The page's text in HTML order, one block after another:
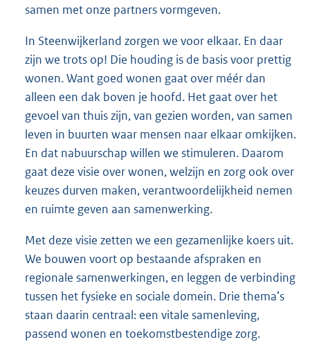
samen met onze partners vormgeven.
In Steenwijkerland zorgen we voor elkaar. En daar
zijn we trots op! Die houding is de basis voor prettig
wonen. Want goed wonen gaat over méér dan
alleen een dak boven je hoofd. Het gaat over het
gevoel van thuis zijn, van gezien worden, van samen
leven in buurten waar mensen naar elkaar omkijken.
En dat nabuurschap willen we stimuleren. Daarom
gaat deze visie over wonen, welzijn en zorg ook over
keuzes durven maken, verantwoordelijkheid nemen
en ruimte geven aan samenwerking.
Met deze visie zetten we een gezamenlijke koers uit.
We bouwen voort op bestaande afspraken en
regionale samenwerkingen, en leggen de verbinding
tussen het fysieke en sociale domein. Drie thema’s
staan daarin centraal: een vitale samenleving,
passend wonen en toekomstbestendige zorg.